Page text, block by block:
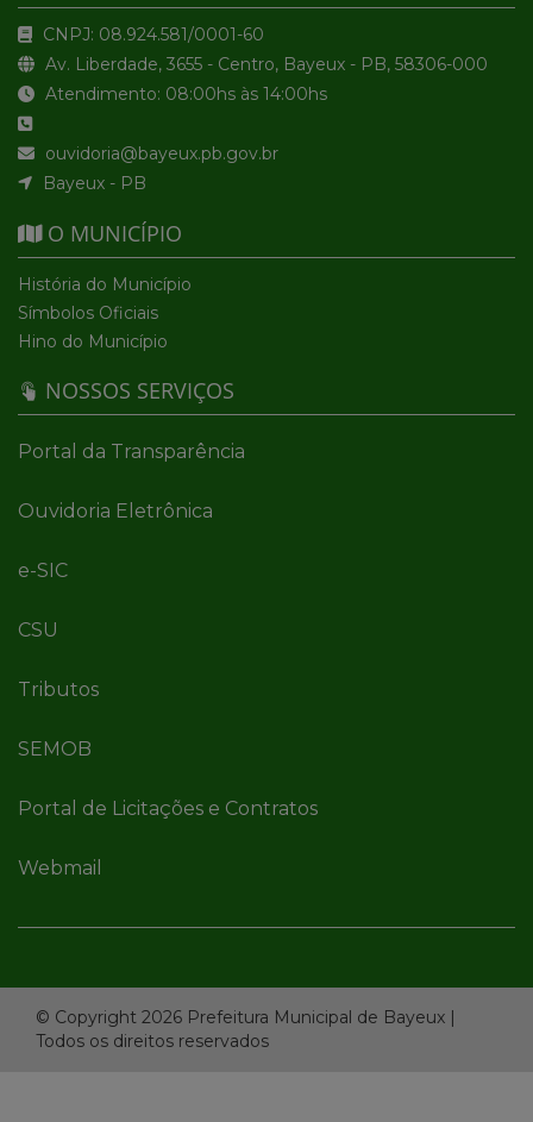
CNPJ: 08.924.581/0001-60
Av. Liberdade, 3655 - Centro, Bayeux - PB, 58306-000
Atendimento: 08:00hs às 14:00hs
ouvidoria@bayeux.pb.gov.br
Bayeux - PB
O MUNICÍPIO
História do Município
Símbolos Oficiais
Hino do Município
NOSSOS SERVIÇOS
Portal da Transparência
Ouvidoria Eletrônica
e-SIC
CSU
Tributos
SEMOB
Portal de Licitações e Contratos
Webmail
© Copyright 2026 Prefeitura Municipal de Bayeux |
Todos os direitos reservados